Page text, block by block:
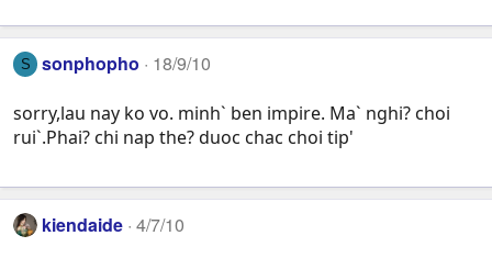
S sonphopho 18/9/10
sorry,lau nay ko vo. minh` ben impire. Ma` nghi? choi
rui`.Phai? chi nap the? duoc chac choi tip'
kiendaide 4/7/10